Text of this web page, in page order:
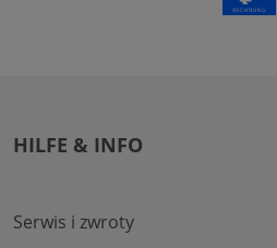
HILFE & INFO
Serwis i zwroty